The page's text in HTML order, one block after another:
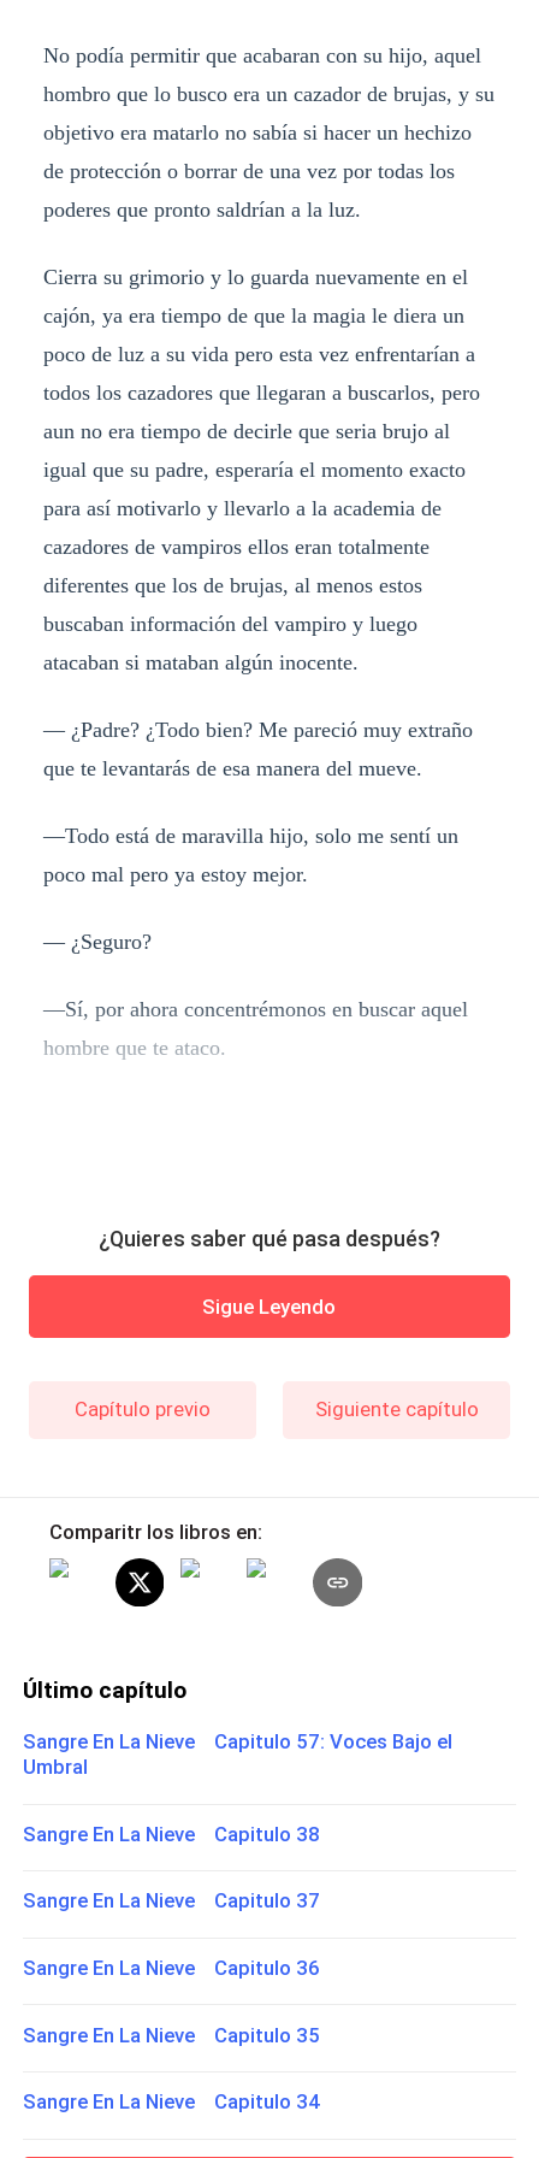
No podía permitir que acabaran con su hijo, aquel
hombro que lo busco era un cazador de brujas, y su
objetivo era matarlo no sabía si hacer un hechizo
de protección o borrar de una vez por todas los
poderes que pronto saldrían a la luz.
Cierra su grimorio y lo guarda nuevamente en el
cajón, ya era tiempo de que la magia le diera un
poco de luz a su vida pero esta vez enfrentarían a
todos los cazadores que llegaran a buscarlos, pero
aun no era tiempo de decirle que seria brujo al
igual que su padre, esperaría el momento exacto
para así motivarlo y llevarlo a la academia de
cazadores de vampiros ellos eran totalmente
diferentes que los de brujas, al menos estos
buscaban información del vampiro y luego
atacaban si mataban algún inocente.
— ¿Padre? ¿Todo bien? Me pareció muy extraño
que te levantarás de esa manera del mueve.
—Todo está de maravilla hijo, solo me sentí un
poco mal pero ya estoy mejor.
— ¿Seguro?
—Sí, por ahora concentrémonos en buscar aquel
hombre que te ataco.
¿Quieres saber qué pasa después?
Sigue Leyendo
Capítulo previo Siguiente capítulo
Comparitr los libros en:
Último capítulo
Sangre En La Nieve Capitulo 57: Voces Bajo el
Umbral
Sangre En La Nieve Capitulo 38
Sangre En La Nieve Capitulo 37
Sangre En La Nieve Capitulo 36
Sangre En La Nieve Capitulo 35
Sangre En La Nieve Capitulo 34